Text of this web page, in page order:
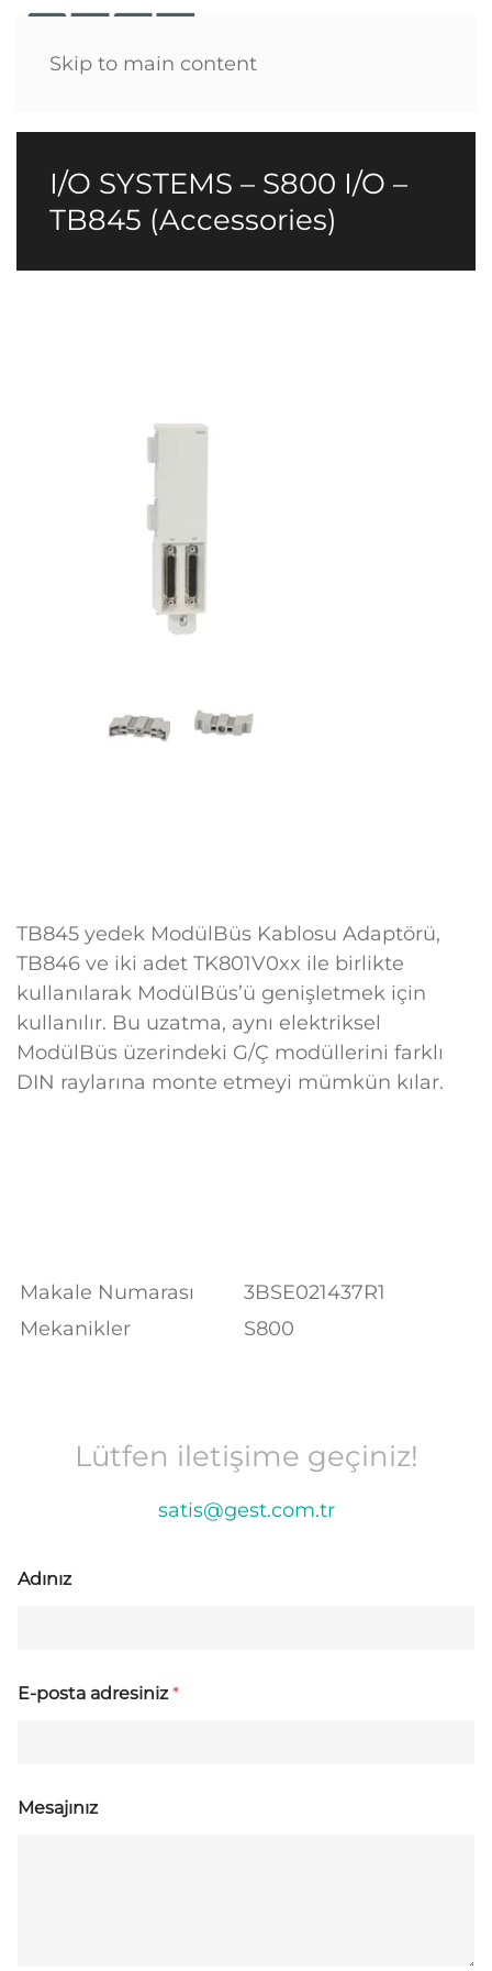
Skip to main content
I/O SYSTEMS – S800 I/O –
TB845 (Accessories)
TB845 yedek ModülBüs Kablosu Adaptörü,
TB846 ve iki adet TK801V0xx ile birlikte
kullanılarak ModülBüs’ü genişletmek için
kullanılır. Bu uzatma, aynı elektriksel
ModülBüs üzerindeki G/Ç modüllerini farklı
DIN raylarına monte etmeyi mümkün kılar.
Makale Numarası
3BSE021437R1
Mekanikler
S800
Lütfen iletişime geçiniz!
satis@gest.com.tr
Adınız
E-posta adresiniz*
Mesajınız